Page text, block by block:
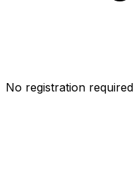
No registration required